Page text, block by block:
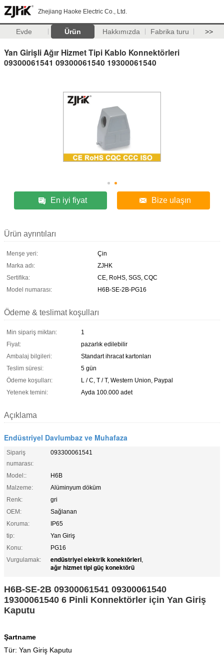
Zhejiang Haoke Electric Co., Ltd.
Evde Ürün Hakkımızda Fabrika turu >>
Yan Girişli Ağır Hizmet Tipi Kablo Konnektörleri
09300061541 09300061540 19300061540
En iyi fiyat Bize ulaşın
Ürün ayrıntıları
Menşe yeri:
Çin
Marka adı:
ZJHK
Sertifika:
CE, RoHS, SGS, CQC
Model numarası:
H6B-SE-2B-PG16
Ödeme & teslimat koşulları
Min sipariş miktarı:
1
Fiyat:
pazarlık edilebilir
Ambalaj bilgileri:
Standart ihracat kartonları
Teslim süresi:
5 gün
Ödeme koşulları:
L / C, T / T, Western Union, Paypal
Yetenek temini:
Ayda 100.000 adet
Açıklama
Endüstriyel Davlumbaz ve Muhafaza
Sipariş
numarası:
093300061541
Model::
H6B
Malzeme:
Alüminyum döküm
Renk:
gri
OEM:
Sağlanan
Koruma:
IP65
tip:
Yan Giriş
Konu:
PG16
Vurgulamak:
endüstriyel elektrik konektörleri,
ağır hizmet tipi güç konektörü
H6B-SE-2B 09300061541 09300061540
19300061540 6 Pinli Konnektörler için Yan Giriş
Kaputu
Şartname
Tür: Yan Giriş Kaputu